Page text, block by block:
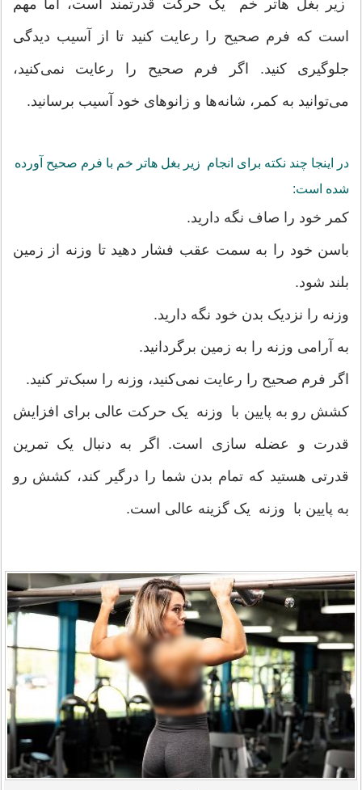
زیر بغل هاتر خم یک حرکت قدرتمند است، اما مهم
است که فرم صحیح را رعایت کنید تا از آسیب دیدگی
جلوگیری کنید. اگر فرم صحیح را رعایت نمی‌کنید،
می‌توانید به کمر، شانه‌ها و زانوهای خود آسیب برسانید.
در اینجا چند نکته برای انجام زیر بغل هاتر خم با فرم صحیح آورده
شده است:
کمر خود را صاف نگه دارید.
باسن خود را به سمت عقب فشار دهید تا وزنه از زمین
بلند شود.
وزنه را نزدیک بدن خود نگه دارید.
به آرامی وزنه را به زمین برگردانید.
اگر فرم صحیح را رعایت نمی‌کنید، وزنه را سبک‌تر کنید.
کشش رو به پایین با وزنه یک حرکت عالی برای افزایش
قدرت و عضله سازی است. اگر به دنبال یک تمرین
قدرتی هستید که تمام بدن شما را درگیر کند، کشش رو
به پایین با وزنه یک گزینه عالی است.